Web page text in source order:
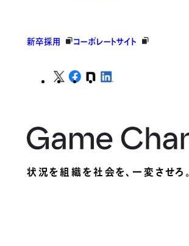
新卒採用 コーポレートサイト
状況を組織を社会を、一変させろ。